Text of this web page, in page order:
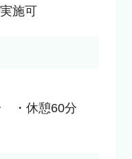
施可
・休憩60分